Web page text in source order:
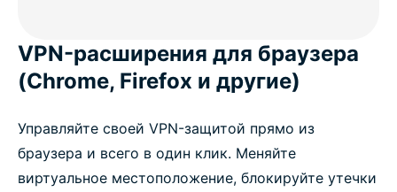
VPN-расширения для браузера
(Chrome, Firefox и другие)
Управляйте своей VPN-защитой прямо из
браузера и всего в один клик. Меняйте
виртуальное местоположение, блокируйте утечки